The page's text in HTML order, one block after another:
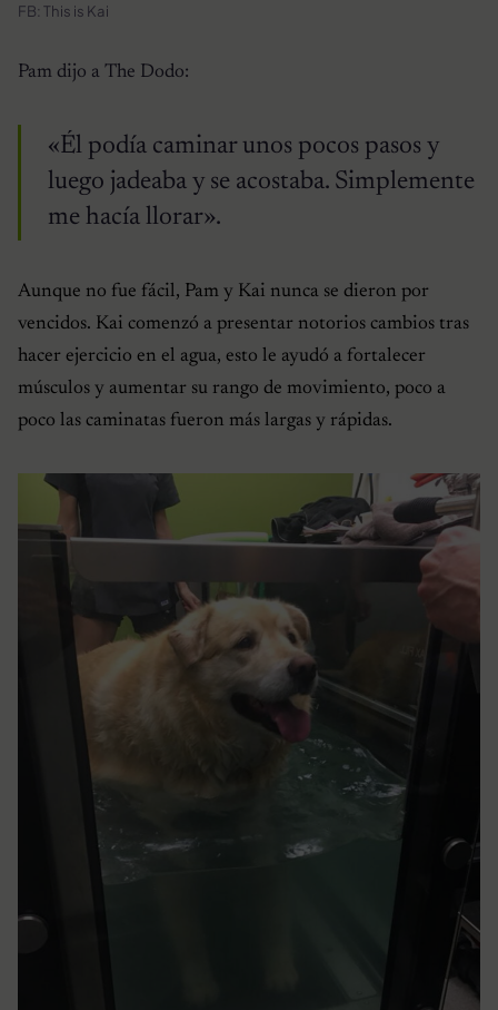
FB: This is Kai
Pam dijo a The Dodo:
«Él podía caminar unos pocos pasos y
luego jadeaba y se acostaba. Simplemente
me hacía llorar».
Aunque no fue fácil, Pam y Kai nunca se dieron por
vencidos. Kai comenzó a presentar notorios cambios tras
hacer ejercicio en el agua, esto le ayudó a fortalecer
músculos y aumentar su rango de movimiento, poco a
poco las caminatas fueron más largas y rápidas.